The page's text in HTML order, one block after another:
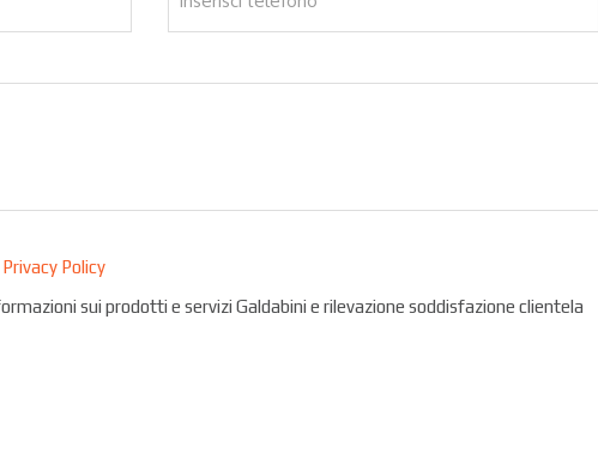
Privacy Policy
sui prodotti e servizi Galdabini e rilevazione soddisfazione clientela